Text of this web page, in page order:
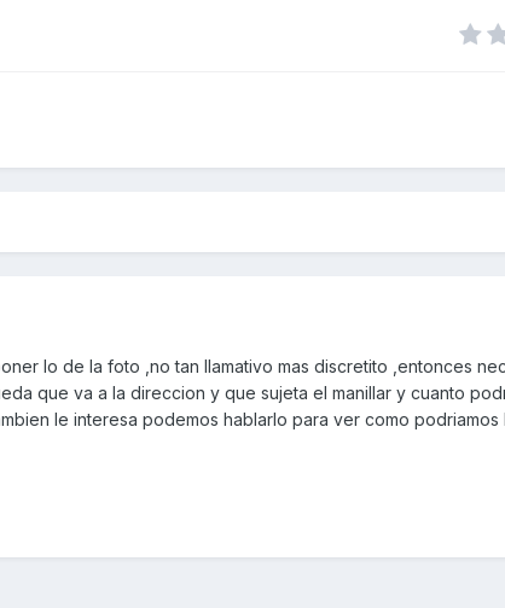
lo de la foto ,no tan llamativo mas discretito ,entonces
que va a la direccion y que sujeta el manillar y cuanto
le interesa podemos hablarlo para ver como podriamos